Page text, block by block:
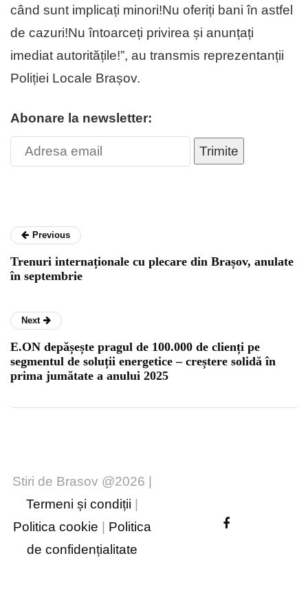
când sunt implicați minori!Nu oferiți bani în astfel
de cazuri!Nu întoarceți privirea și anunțați
imediat autoritățile!”, au transmis reprezentanții
Poliției Locale Brașov.
Abonare la newsletter:
Trimite
Previous
Trenuri internaționale cu plecare din Brașov, anulate
în septembrie
Next
E.ON depășește pragul de 100.000 de clienți pe
segmentul de soluții energetice – creștere solidă în
prima jumătate a anului 2025
Stiri de Brasov @2026 |
Termeni și condiții
Politica cookie
Politica
de confidențialitate